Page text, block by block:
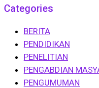
Categories
BERITA
PENDIDIKAN
PENELITIAN
PENGABDIAN
PENGUMUMAN